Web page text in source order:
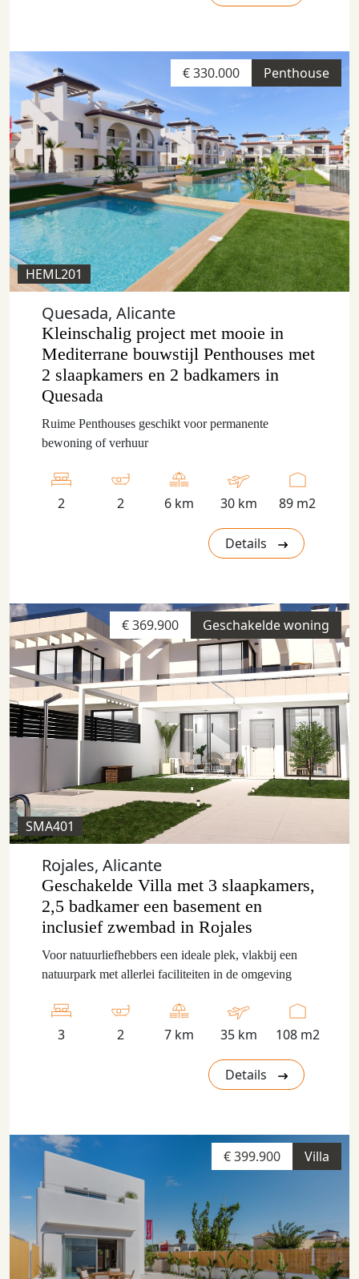
Penthouse
€ 330.000
HEML201
Quesada, Alicante
Kleinschalig project met mooie in
Mediterrane bouwstijl Penthouses met
2 slaapkamers en 2 badkamers in
Quesada
Ruime Penthouses geschikt voor permanente
bewoning of verhuur
2 2 6 km 30 km 89 m2
Details
Geschakelde woning
€ 369.900
SMA401
Rojales, Alicante
Geschakelde Villa met 3 slaapkamers,
2,5 badkamer een basement en
inclusief zwembad in Rojales
Voor natuurliefhebbers een ideale plek, vlakbij een
natuurpark met allerlei faciliteiten in de omgeving
3 2 7 km 35 km 108 m2
Details
Villa
€ 399.900